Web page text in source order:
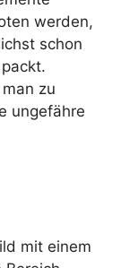
werden,
schon
zu
ungefähre
mit einem